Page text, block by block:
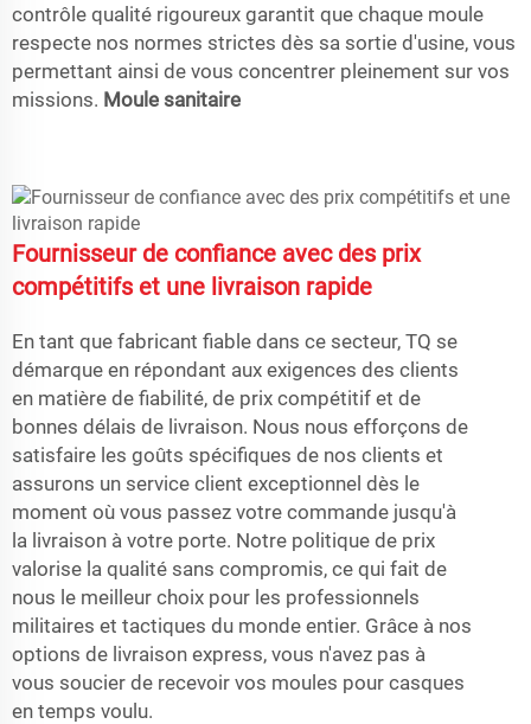
contrôle qualité rigoureux garantit que chaque moule
respecte nos normes strictes dès sa sortie d'usine, vous
permettant ainsi de vous concentrer pleinement sur vos
missions. Moule sanitaire
Fournisseur de confiance avec des prix
compétitifs et une livraison rapide
En tant que fabricant fiable dans ce secteur, TQ se
démarque en répondant aux exigences des clients
en matière de fiabilité, de prix compétitif et de
bonnes délais de livraison. Nous nous efforçons de
satisfaire les goûts spécifiques de nos clients et
assurons un service client exceptionnel dès le
moment où vous passez votre commande jusqu'à
la livraison à votre porte. Notre politique de prix
valorise la qualité sans compromis, ce qui fait de
nous le meilleur choix pour les professionnels
militaires et tactiques du monde entier. Grâce à nos
options de livraison express, vous n'avez pas à
vous soucier de recevoir vos moules pour casques
en temps voulu.